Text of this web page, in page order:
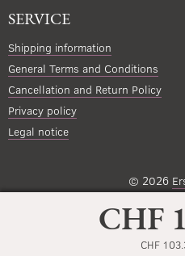
CHF
CHF
SERVICE
Shipping information
General Terms and Conditions
Cancellation and Return Policy
Privacy policy
Legal notice
© 2026